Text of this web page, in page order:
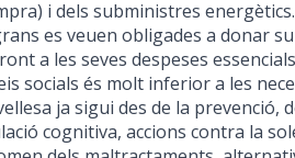
i dels subministres
es veuen obligades a donar
a les seves despeses
socials és molt inferior a les
ja sigui des de la prevenció,
cognitiva, accions contra la